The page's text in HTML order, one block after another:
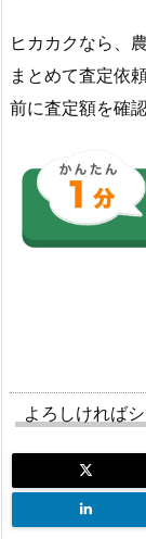
ヒカカクなら、
まとめて査定依
前に査定額を確
よろしければ